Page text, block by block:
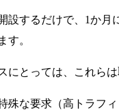
設するだけで、1か
す。
にとっては、これら
殊な要求（高トラフ